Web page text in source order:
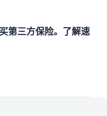
第三方保险。了解速